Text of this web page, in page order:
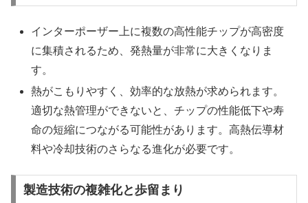
インターポーザー上に複数の高性能チップが高密度
に集積されるため、発熱量が非常に大きくなりま
す。
熱がこもりやすく、効率的な放熱が求められます。
適切な熱管理ができないと、チップの性能低下や寿
命の短縮につながる可能性があります。高熱伝導材
料や冷却技術のさらなる進化が必要です。
製造技術の複雑化と歩留まり